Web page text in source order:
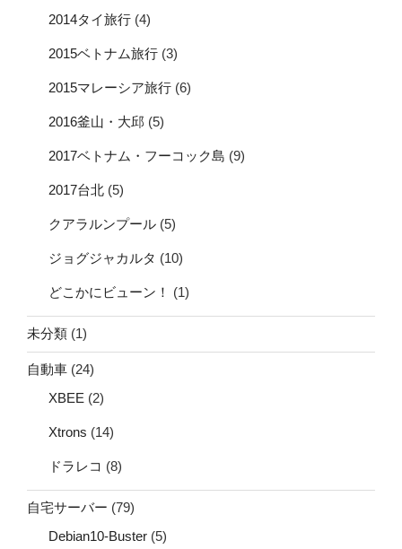
2014タイ旅行 (4)
2015ベトナム旅行 (3)
2015マレーシア旅行 (6)
2016釜山・大邱 (5)
2017ベトナム・フーコック島 (9)
2017台北 (5)
クアラルンプール (5)
ジョグジャカルタ (10)
どこかにビューン！ (1)
未分類 (1)
自動車 (24)
XBEE (2)
Xtrons (14)
ドラレコ (8)
自宅サーバー (79)
Debian10-Buster (5)